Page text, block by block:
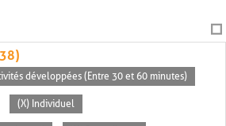
développées (Entre 30 et 60 minutes)
(X) Individuel